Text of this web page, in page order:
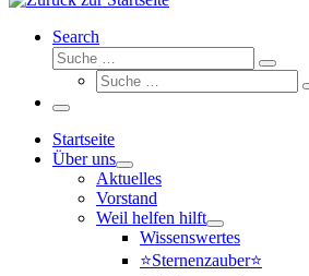
Search
Suche
Suche
Suche
Menü
Startseite
Über uns
Aktuelles
Vorstand
Weil helfen hilft
Wissenswertes
⭐Sternenzauber⭐